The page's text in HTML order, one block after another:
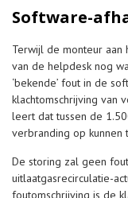
Software-
Terwijl de monteur aan
van de helpdesk nog
‘bekende’ fout in de
klachtomschrijving van
leert dat tussen de
verbranding op kunnen
De storing zal geen
uitlaatgasrecirculatie-
foutomschrijving is de